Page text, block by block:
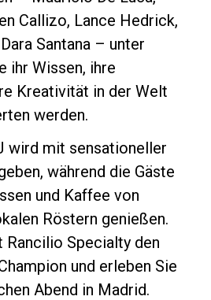
Callizo, Lance Hedrick,
Santana – unter
ihr Wissen, ihre
Kreativität in der Welt
werden.
wird mit sensationeller
während die Gäste
und Kaffee von
Röstern genießen.
Rancilio Specialty den
und erleben Sie
Abend in Madrid.